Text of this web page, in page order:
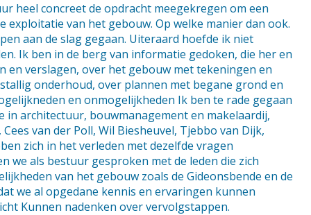
heel concreet de opdracht meegekregen om een
exploitatie van het gebouw. Op welke manier dan ook.
aan de slag gegaan. Uiteraard hoefde ik niet
Ik ben in de berg van informatie gedoken, die her en
en verslagen, over het gebouw met tekeningen en
onderhoud, over plannen met begane grond en
en onmogelijkheden Ik ben te rade gegaan
in architectuur, bouwmanagement en makelaardij,
van der Poll, Wil Biesheuvel, Tjebbo van Dijk,
zich in het verleden met dezelfde vragen
we als bestuur gesproken met de leden die zich
van het gebouw zoals de Gideonsbende en de
we al opgedane kennis en ervaringen kunnen
Kunnen nadenken over vervolgstappen.